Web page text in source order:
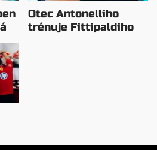
Otec Antonelliho
trénuje Fittipaldiho